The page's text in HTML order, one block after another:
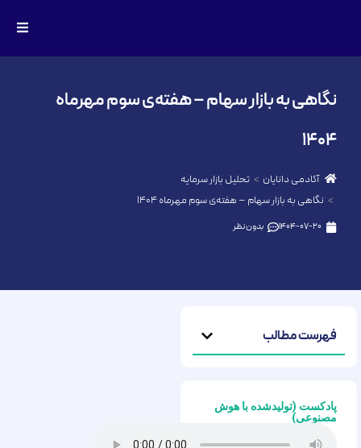
نگاهی به بازار سهام – هفته‌ی سوم مهرماه
۱۴۰۴
آکادمی دانایان
تحلیل بازار سرمایه
نگاهی به بازار سهام – هفته‌ی سوم مهرماه ۱۴۰۴
1404-07-20 بدون نظر
فهرست مطالب
پادکست (تولیدشده با هوش
مصنوعی)